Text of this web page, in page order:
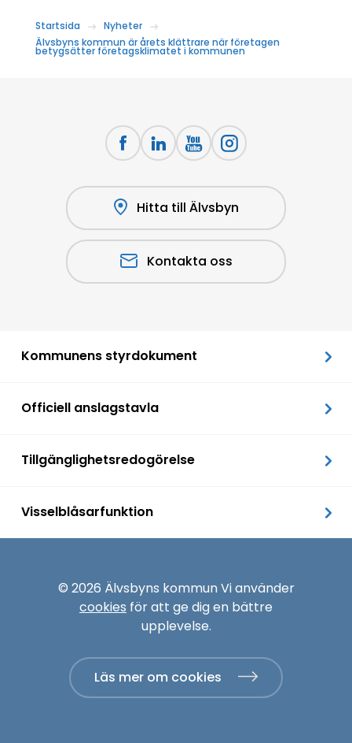
Startsida
Nyheter
Älvsbyns kommun är årets klättrare när företagen
betygsätter företagsklimatet i kommunen
Hitta till Älvsbyn
Kontakta oss
Kommunens styrdokument
Officiell anslagstavla
Tillgänglighetsredogörelse
Visselblåsarfunktion
© 2026 Älvsbyns kommun Vi använder
cookies för att ge dig en bättre
upplevelse.
Läs mer om cookies